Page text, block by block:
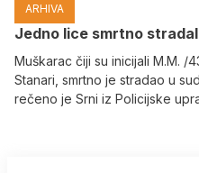
ARHIVA
Јedno lice smrtno
Muškarac čiji su inicijali M.M. /
Stanari, smrtno je stradao u
rečeno je Srni iz Policijske